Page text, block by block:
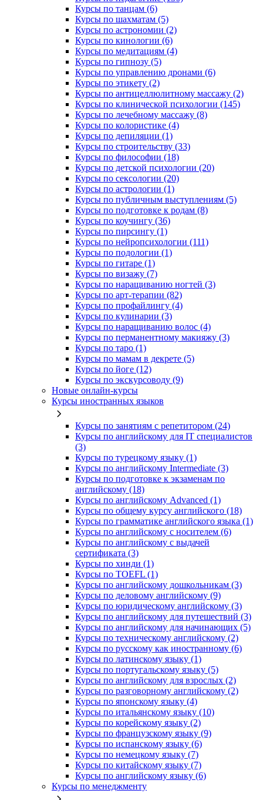
Курсы по танцам (6)
Курсы по шахматам (5)
Курсы по астрономии (2)
Курсы по кинологии (6)
Курсы по медитациям (4)
Курсы по гипнозу (5)
Курсы по управлению дронами (6)
Курсы по этикету (2)
Курсы по антицеллюлитному массажу (2)
Курсы по клинической психологии (145)
Курсы по лечебному массажу (8)
Курсы по колористике (4)
Курсы по депиляции (1)
Курсы по строительству (33)
Курсы по философии (18)
Курсы по детской психологии (20)
Курсы по сексологии (20)
Курсы по астрологии (1)
Курсы по публичным выступлениям (5)
Курсы по подготовке к родам (8)
Курсы по коучингу (36)
Курсы по пирсингу (1)
Курсы по нейропсихологии (111)
Курсы по подологии (1)
Курсы по гитаре (1)
Курсы по визажу (7)
Курсы по наращиванию ногтей (3)
Курсы по арт-терапии (82)
Курсы по профайлингу (4)
Курсы по кулинарии (3)
Курсы по наращиванию волос (4)
Курсы по перманентному макияжу (3)
Курсы по таро (1)
Курсы по мамам в декрете (5)
Курсы по йоге (12)
Курсы по экскурсоводу (9)
Новые онлайн‑курсы
Курсы иностранных языков
Курсы по занятиям с репетитором (24)
Курсы по английскому для IT специалистов
(3)
Курсы по турецкому языку (1)
Курсы по английскому Intermediate (3)
Курсы по подготовке к экзаменам по
английскому (18)
Курсы по английскому Advanced (1)
Курсы по общему курсу английского (18)
Курсы по грамматике английского языка (1)
Курсы по английскому с носителем (6)
Курсы по английскому с выдачей
сертификата (3)
Курсы по хинди (1)
Курсы по TOEFL (1)
Курсы по английскому дошкольникам (3)
Курсы по деловому английскому (9)
Курсы по юридическому английскому (3)
Курсы по английскому для путешествий (3)
Курсы по английскому для начинающих (5)
Курсы по техническому английскому (2)
Курсы по русскому как иностранному (6)
Курсы по латинскому языку (1)
Курсы по португальскому языку (5)
Курсы по английскому для взрослых (2)
Курсы по разговорному английскому (2)
Курсы по японскому языку (4)
Курсы по итальянскому языку (10)
Курсы по корейскому языку (2)
Курсы по французскому языку (9)
Курсы по испанскому языку (6)
Курсы по немецкому языку (7)
Курсы по китайскому языку (7)
Курсы по английскому языку (6)
Курсы по менеджменту